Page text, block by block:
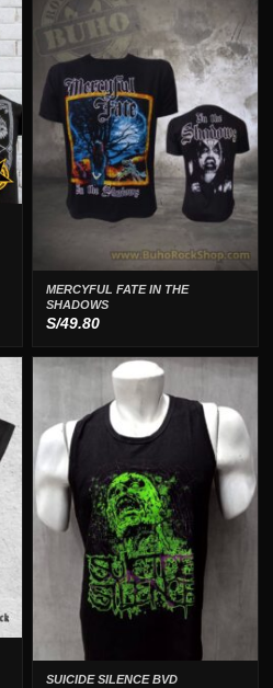
MERCYFUL FATE IN THE
SHADOWS
S/49.80
SUICIDE SILENCE BVD